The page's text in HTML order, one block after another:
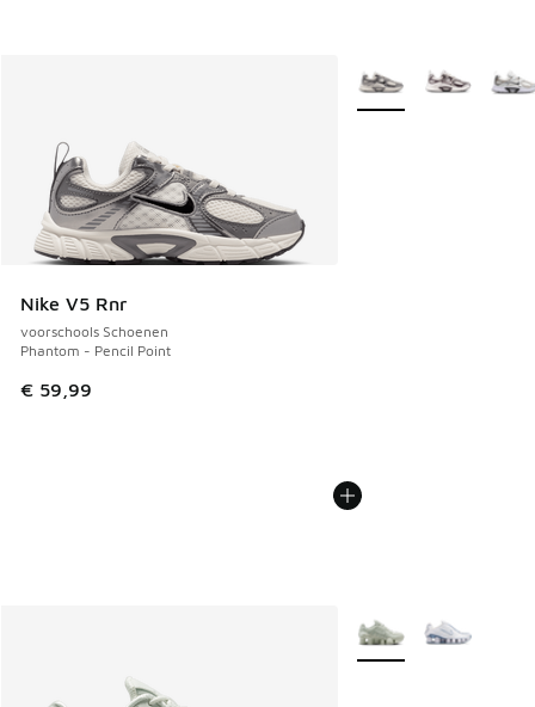
Nike V5 Rnr
voorschools Schoenen
Phantom - Pencil Point
€ 59,99
Meer kleuren
Meer kleuren